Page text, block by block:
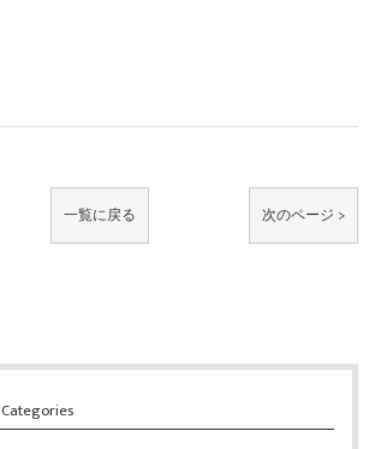
一覧に戻る 次のページ >
Categories